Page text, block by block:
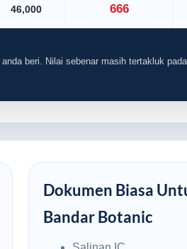
46,000 666
beri. Nilai sebenar masih tertakluk
Dokumen Biasa
Bandar Botanic